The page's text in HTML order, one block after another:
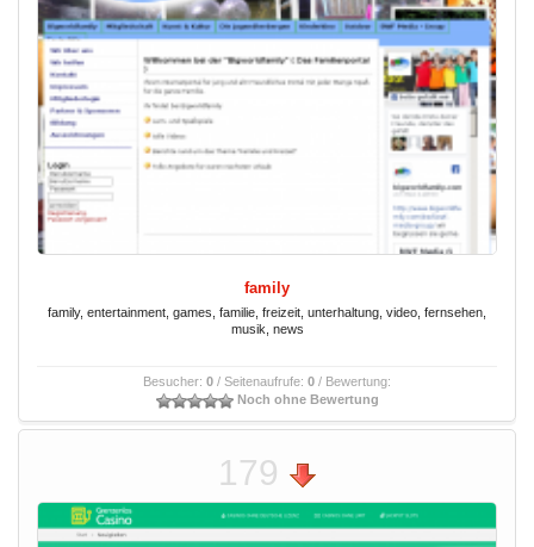
family
family, entertainment, games, familie, freizeit, unterhaltung, video, fernsehen,
musik, news
Besucher: 0 / Seitenaufrufe: 0 / Bewertung:
Noch ohne Bewertung
179